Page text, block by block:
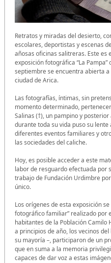
Retratos y miradas del desierto,
escolares, deportistas y escenas
añosas oficinas salitreras. Este es
exposición fotográfica “La
septiembre se encuentra abierta
ciudad de Arica.
Las fotografías, íntimas, sin
momento determinado,
Salinas (†), un pampino y
durante toda su vida puso su
diferentes eventos familiares y
las sociedades del caliche.
Hoy, es posible acceder a este
labor de resguardo efectuada por
trabajo de Fundación Urdimbre
único.
Los orígenes de esta exposición
fotográfico familiar” realizado por
habitantes de la Población Camilo
a principios de año, los vecinos
su mayoría –, participaron de un
que en suma a la memoria
capaces de dar voz a estas